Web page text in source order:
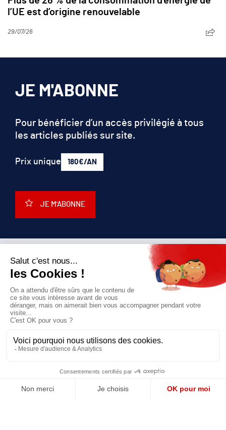
l’UE est d’origine renouvelable
29/07/26
QUI SOMMES-NOUS?
MENTIONS LÉGALES
POLITIQUE DE CONFIDENTIALITÉ
Suivez toutes nos actualités !
JE M'ABONNE
Pour bénéficier d’un accès privilégié à tous
les articles publiés sur site.
Prix unique 180€/AN
JE M'ABONNE